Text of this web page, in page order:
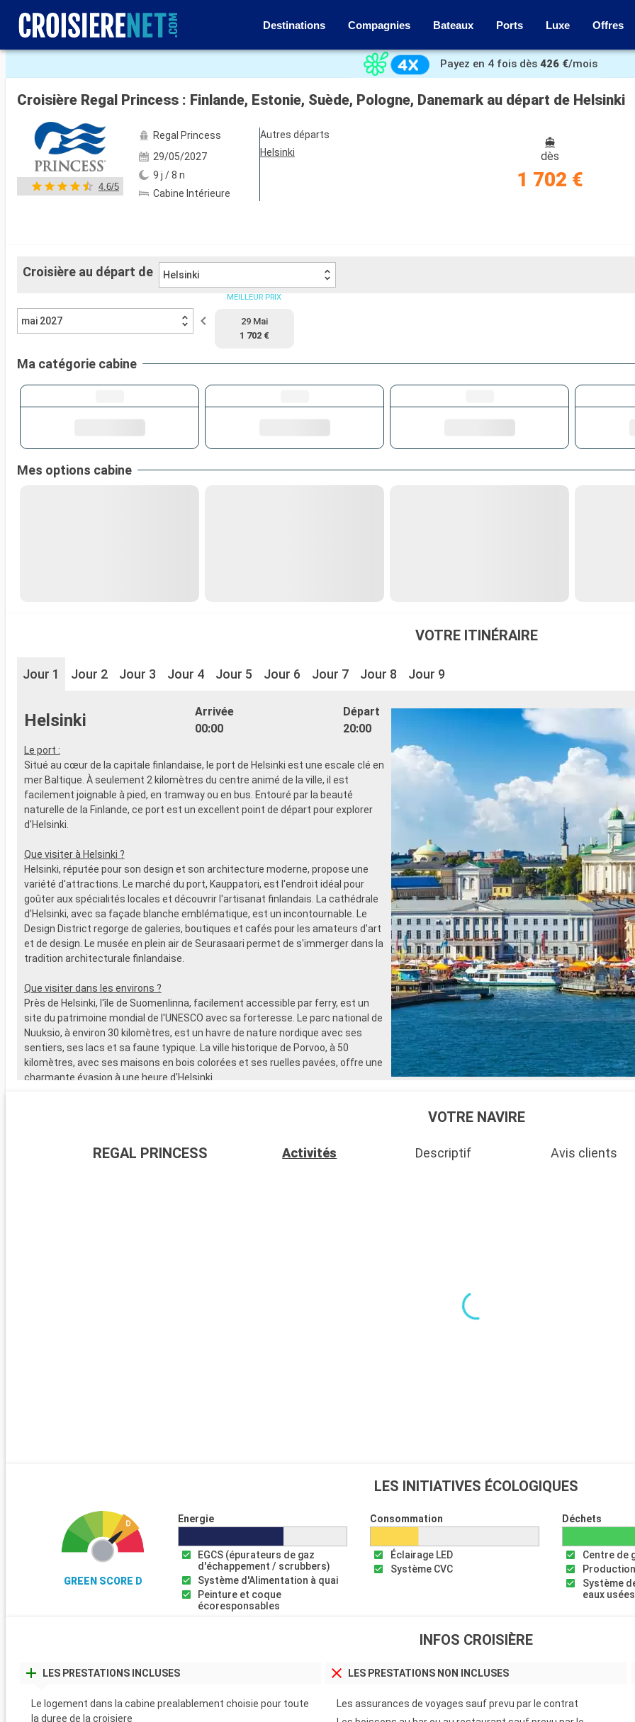
Destinations Compagnies Bateaux Ports Luxe Offres
Voir les 38 autres photos
Payez en 4 fois dès 426 €/mois
Croisière Regal Princess : Finlande, Estonie, Suède, Pologne, Danemark au départ de Helsinki
4.6/5
Regal Princess
29/05/2027
9 j / 8 n
Cabine Intérieure
Autres départs
Helsinki
dès
1 702 €
Croisière au départ de Helsinki
mai 2027
MEILLEUR PRIX
29 Mai
1 702 €
Ma catégorie cabine
Mes options cabine
VOTRE ITINÉRAIRE
Jour 1 Jour 2 Jour 3 Jour 4 Jour 5 Jour 6 Jour 7 Jour 8 Jour 9
Helsinki
Arrivée
00:00
Départ
20:00
Le port :
Situé au cœur de la capitale finlandaise, le port de Helsinki est une escale clé en
mer Baltique. À seulement 2 kilomètres du centre animé de la ville, il est
facilement joignable à pied, en tramway ou en bus. Entouré par la beauté
naturelle de la Finlande, ce port est un excellent point de départ pour explorer
d'Helsinki.
Que visiter à Helsinki ?
Helsinki, réputée pour son design et son architecture moderne, propose une
variété d'attractions. Le marché du port, Kauppatori, est l'endroit idéal pour
goûter aux spécialités locales et découvrir l'artisanat finlandais. La cathédrale
d'Helsinki, avec sa façade blanche emblématique, est un incontournable. Le
Design District regorge de galeries, boutiques et cafés pour les amateurs d'art
et de design. Le musée en plein air de Seurasaari permet de s'immerger dans la
tradition architecturale finlandaise.
Que visiter dans les environs ?
Près de Helsinki, l'île de Suomenlinna, facilement accessible par ferry, est un
site du patrimoine mondial de l'UNESCO avec sa forteresse. Le parc national de
Nuuksio, à environ 30 kilomètres, est un havre de nature nordique avec ses
sentiers, ses lacs et sa faune typique. La ville historique de Porvoo, à 50
kilomètres, avec ses maisons en bois colorées et ses ruelles pavées, offre une
charmante évasion à une heure d'Helsinki.
VOTRE NAVIRE
REGAL PRINCESS Activités Descriptif Avis clients
LES INITIATIVES ÉCOLOGIQUES
GREEN SCORE D
Energie
EGCS (épurateurs de gaz
d'échappement / scrubbers)
Système d'Alimentation à quai
Peinture et coque
écoresponsables
Consommation
Éclairage LED
Système CVC
Déchets
Centre de
Système
eaux usées
INFOS CROISIÈRE
LES PRESTATIONS INCLUSES
Le logement dans la cabine prealablement choisie pour toute
la duree de la croisiere
LES PRESTATIONS NON INCLUSES
Les assurances de voyages sauf prevu par le contrat